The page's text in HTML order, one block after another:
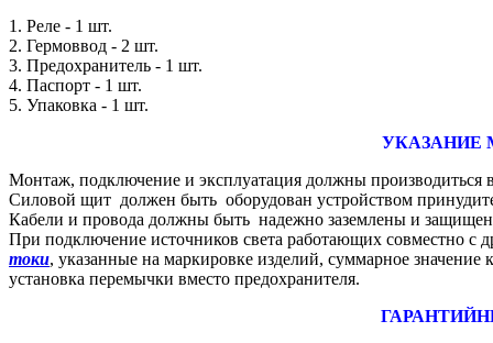
1. Реле - 1 шт.
2. Гермоввод - 2 шт.
3. Предохранитель - 1 шт.
4. Паспорт - 1 шт.
5. Упаковка - 1 шт.
УКАЗАНИЕ
Монтаж, подключение и эксплуатация должны производиться
Силовой щит должен быть оборудован устройством
Кабели и провода должны быть надежно заземлены и
При подключение источников света работающих совместно с
токи, указанные на маркировке изделий, суммарное
установка перемычки вместо предохранителя.